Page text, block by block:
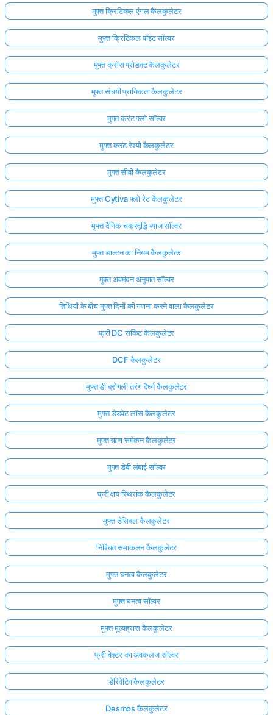
मुफ्त क्रिटिकल एंगल कैलकुलेटर
मुफ्त क्रिटिकल पॉइंट सॉल्वर
मुफ्त क्रॉस प्रोडक्ट कैलकुलेटर
मुफ्त संचयी प्रायिकता कैलकुलेटर
मुफ्त करंट फ्लो सॉल्वर
मुफ्त करंट रेश्यो कैलकुलेटर
मुफ्त सीवी कैलकुलेटर
मुफ्त Cytiva फ्लो रेट कैलकुलेटर
मुफ्त दैनिक चक्रवृद्धि ब्याज सॉल्वर
मुफ्त डाल्टन का नियम कैलकुलेटर
मुक्त अवमंदन अनुपात सॉल्वर
तिथियों के बीच मुफ्त दिनों की गणना करने वाला कैलकुलेटर
फ्री DC सर्किट कैलकुलेटर
DCF कैलकुलेटर
मुफ्त डी ब्रोगली तरंग दैर्ध्य कैलकुलेटर
मुफ्त डेडवेट लॉस कैलकुलेटर
मुफ्त ऋण समेकन कैलकुलेटर
मुफ्त डेबी लंबाई सॉल्वर
फ्री क्षय स्थिरांक कैलकुलेटर
मुफ्त डेसिबल कैलकुलेटर
निश्चित समाकलन कैलकुलेटर
मुफ्त घनत्व कैलकुलेटर
मुफ्त घनत्व सॉल्वर
मुफ्त मूल्यह्रास कैलकुलेटर
फ्री वेक्टर का अवकलज सॉल्वर
डेरिवेटिव कैलकुलेटर
Desmos कैलकुलेटर